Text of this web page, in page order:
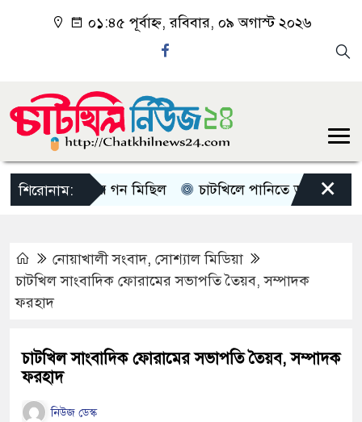
০১:৪৫ পূর্বাহ্ন, রবিবার, ০৯ অগাস্ট ২০২৬
শিরোনাম:
জামাতের গন মিছিল চাটখিলে পানিতে ডুবে শিশুর মৃত্যু
×
নোয়াখালী সংবাদ, সোশ্যাল মিডিয়া
চাটখিল সাংবাদিক ফোরামের সভাপতি তৈয়ব, সম্পাদক
ফরহাদ
চাটখিল সাংবাদিক ফোরামের সভাপতি তৈয়ব, সম্পাদক
ফরহাদ
নিউজ ডেস্ক